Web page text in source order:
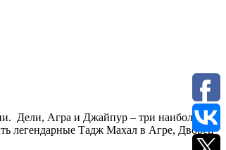
Дели, Агра и Джайпур – три наиболее
легендарные Тадж Махал в Агре, Дворец